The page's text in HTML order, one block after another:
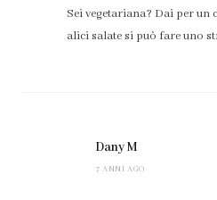
Sei vegetariana? Dai per
alici salate si può fare uno
Dany M
7 ANNI AGO